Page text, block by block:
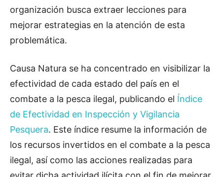
organización busca extraer lecciones para
mejorar estrategias en la atención de esta
problemática.
Causa Natura se ha concentrado en visibilizar la
efectividad de cada estado del país en el
combate a la pesca ilegal, publicando el Índice
de Efectividad en Inspección y Vigilancia
Pesquera. Este índice resume la información de
los recursos invertidos en el combate a la pesca
ilegal, así como las acciones realizadas para